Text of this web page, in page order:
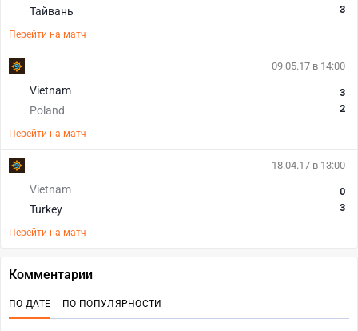
Тайвань
3
Перейти на матч
09.05.17 в 14:00
Vietnam
Poland
3
2
Перейти на матч
18.04.17 в 13:00
Vietnam
Turkey
0
3
Перейти на матч
Комментарии
ПО ДАТЕ ПО ПОПУЛЯРНОСТИ